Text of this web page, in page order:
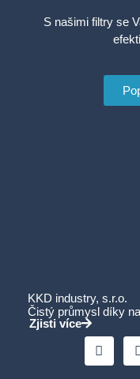
S našimi filtry se
KKD industry, s.r.o.
Čistý průmysl díky
Zjisti více